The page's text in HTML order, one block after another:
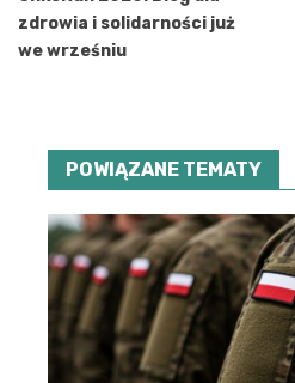
zdrowia i solidarności już
we wrześniu
POWIĄZANE TEMATY